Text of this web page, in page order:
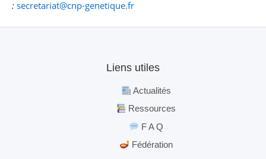
: secretariat@cnp-genetique.fr
Liens utiles
Actualités
Ressources
F A Q
Fédération